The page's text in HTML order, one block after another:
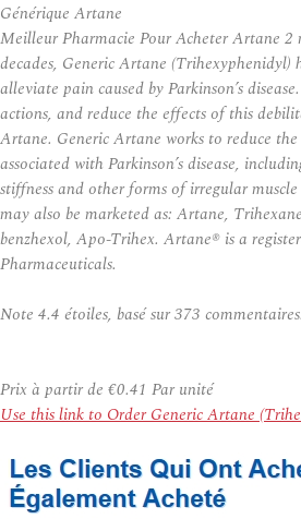
Générique Artane
Meilleur Pharmacie Pour Acheter Artane
decades, Generic Artane (Trihexyphenidyl)
alleviate pain caused by Parkinson’s
actions, and reduce the effects of this
Artane. Generic Artane works to reduce
associated with Parkinson’s disease,
stiffness and other forms of irregular
may also be marketed as: Artane,
benzhexol, Apo-Trihex. Artane® is a
Pharmaceuticals.
Note 4.4 étoiles, basé sur373 commentaires.
Prix à partir de €0.41 Par unité
Use this link to Order Generic Artane